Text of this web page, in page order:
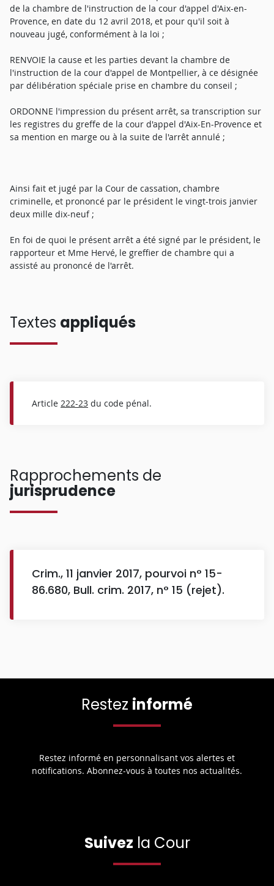
de la chambre de l'instruction de la cour d'appel d'Aix-en-
Provence, en date du 12 avril 2018, et pour qu'il soit à
nouveau jugé, conformément à la loi ;
RENVOIE la cause et les parties devant la chambre de
l'instruction de la cour d'appel de Montpellier, à ce désignée
par délibération spéciale prise en chambre du conseil ;
ORDONNE l'impression du présent arrêt, sa transcription sur
les registres du greffe de la cour d'appel d'Aix-En-Provence et
sa mention en marge ou à la suite de l'arrêt annulé ;
Ainsi fait et jugé par la Cour de cassation, chambre
criminelle, et prononcé par le président le vingt-trois janvier
deux mille dix-neuf ;
En foi de quoi le présent arrêt a été signé par le président, le
rapporteur et Mme Hervé, le greffier de chambre qui a
assisté au prononcé de l'arrêt.
Textes appliqués
Article 222-23 du code pénal.
Rapprochements de
jurisprudence
Crim., 11 janvier 2017, pourvoi n° 15-
86.680, Bull. crim. 2017, n° 15 (rejet).
Restez informé
Restez informé en personnalisant vos alertes et
notifications. Abonnez-vous à toutes nos actualités.
Suivez la Cour